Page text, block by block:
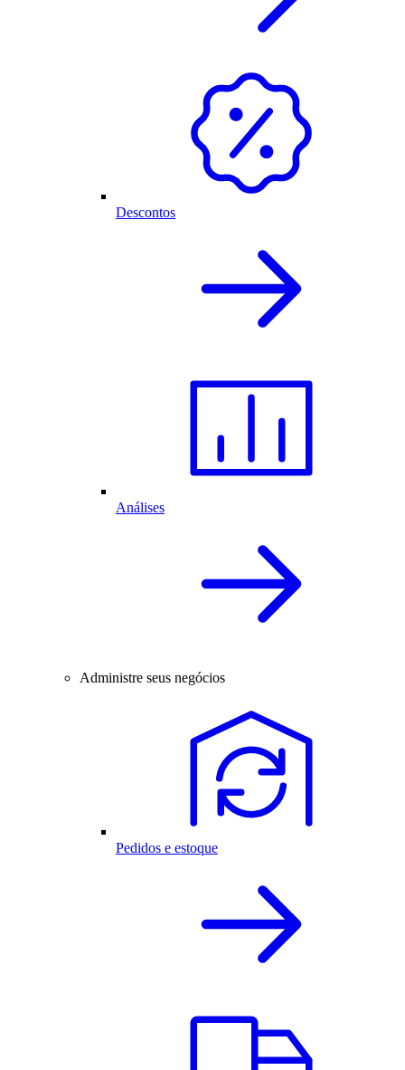
Descontos
Análises
Administre seus negócios
Pedidos e estoque